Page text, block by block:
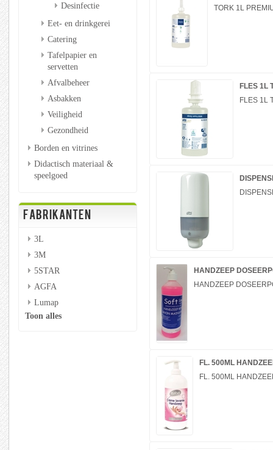
Desinfectie
Eet- en drinkgerei
Catering
Tafelpapier en
servetten
Afvalbeheer
Asbakken
Veiligheid
Gezondheid
Borden en vitrines
Didactisch materiaal &
speelgoed
FABRIKANTEN
3L
3M
5STAR
AGFA
Lumap
Toon alles
TORK 1L
FLES 1L
FLES 1L
HANDZEEP
HANDZEEP
FL. 500ML
FL. 500ML